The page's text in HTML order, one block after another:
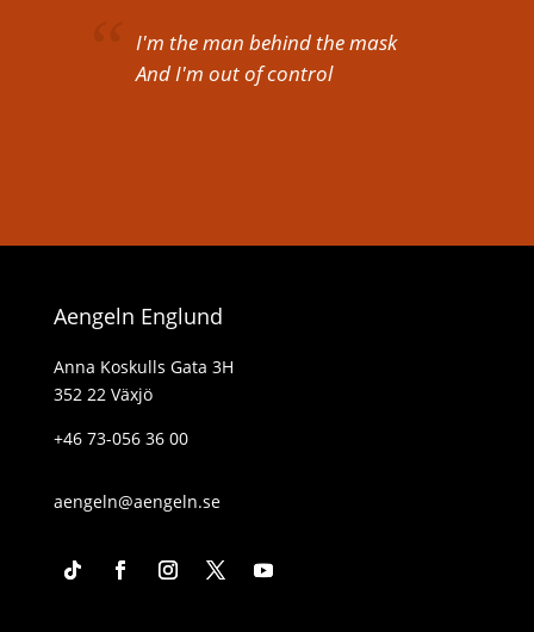
I'm the man behind the mask
And I'm out of control
Aengeln Englund
Anna Koskulls Gata 3H
352 22 Växjö
+46 73-056 36 00
aengeln@aengeln.se